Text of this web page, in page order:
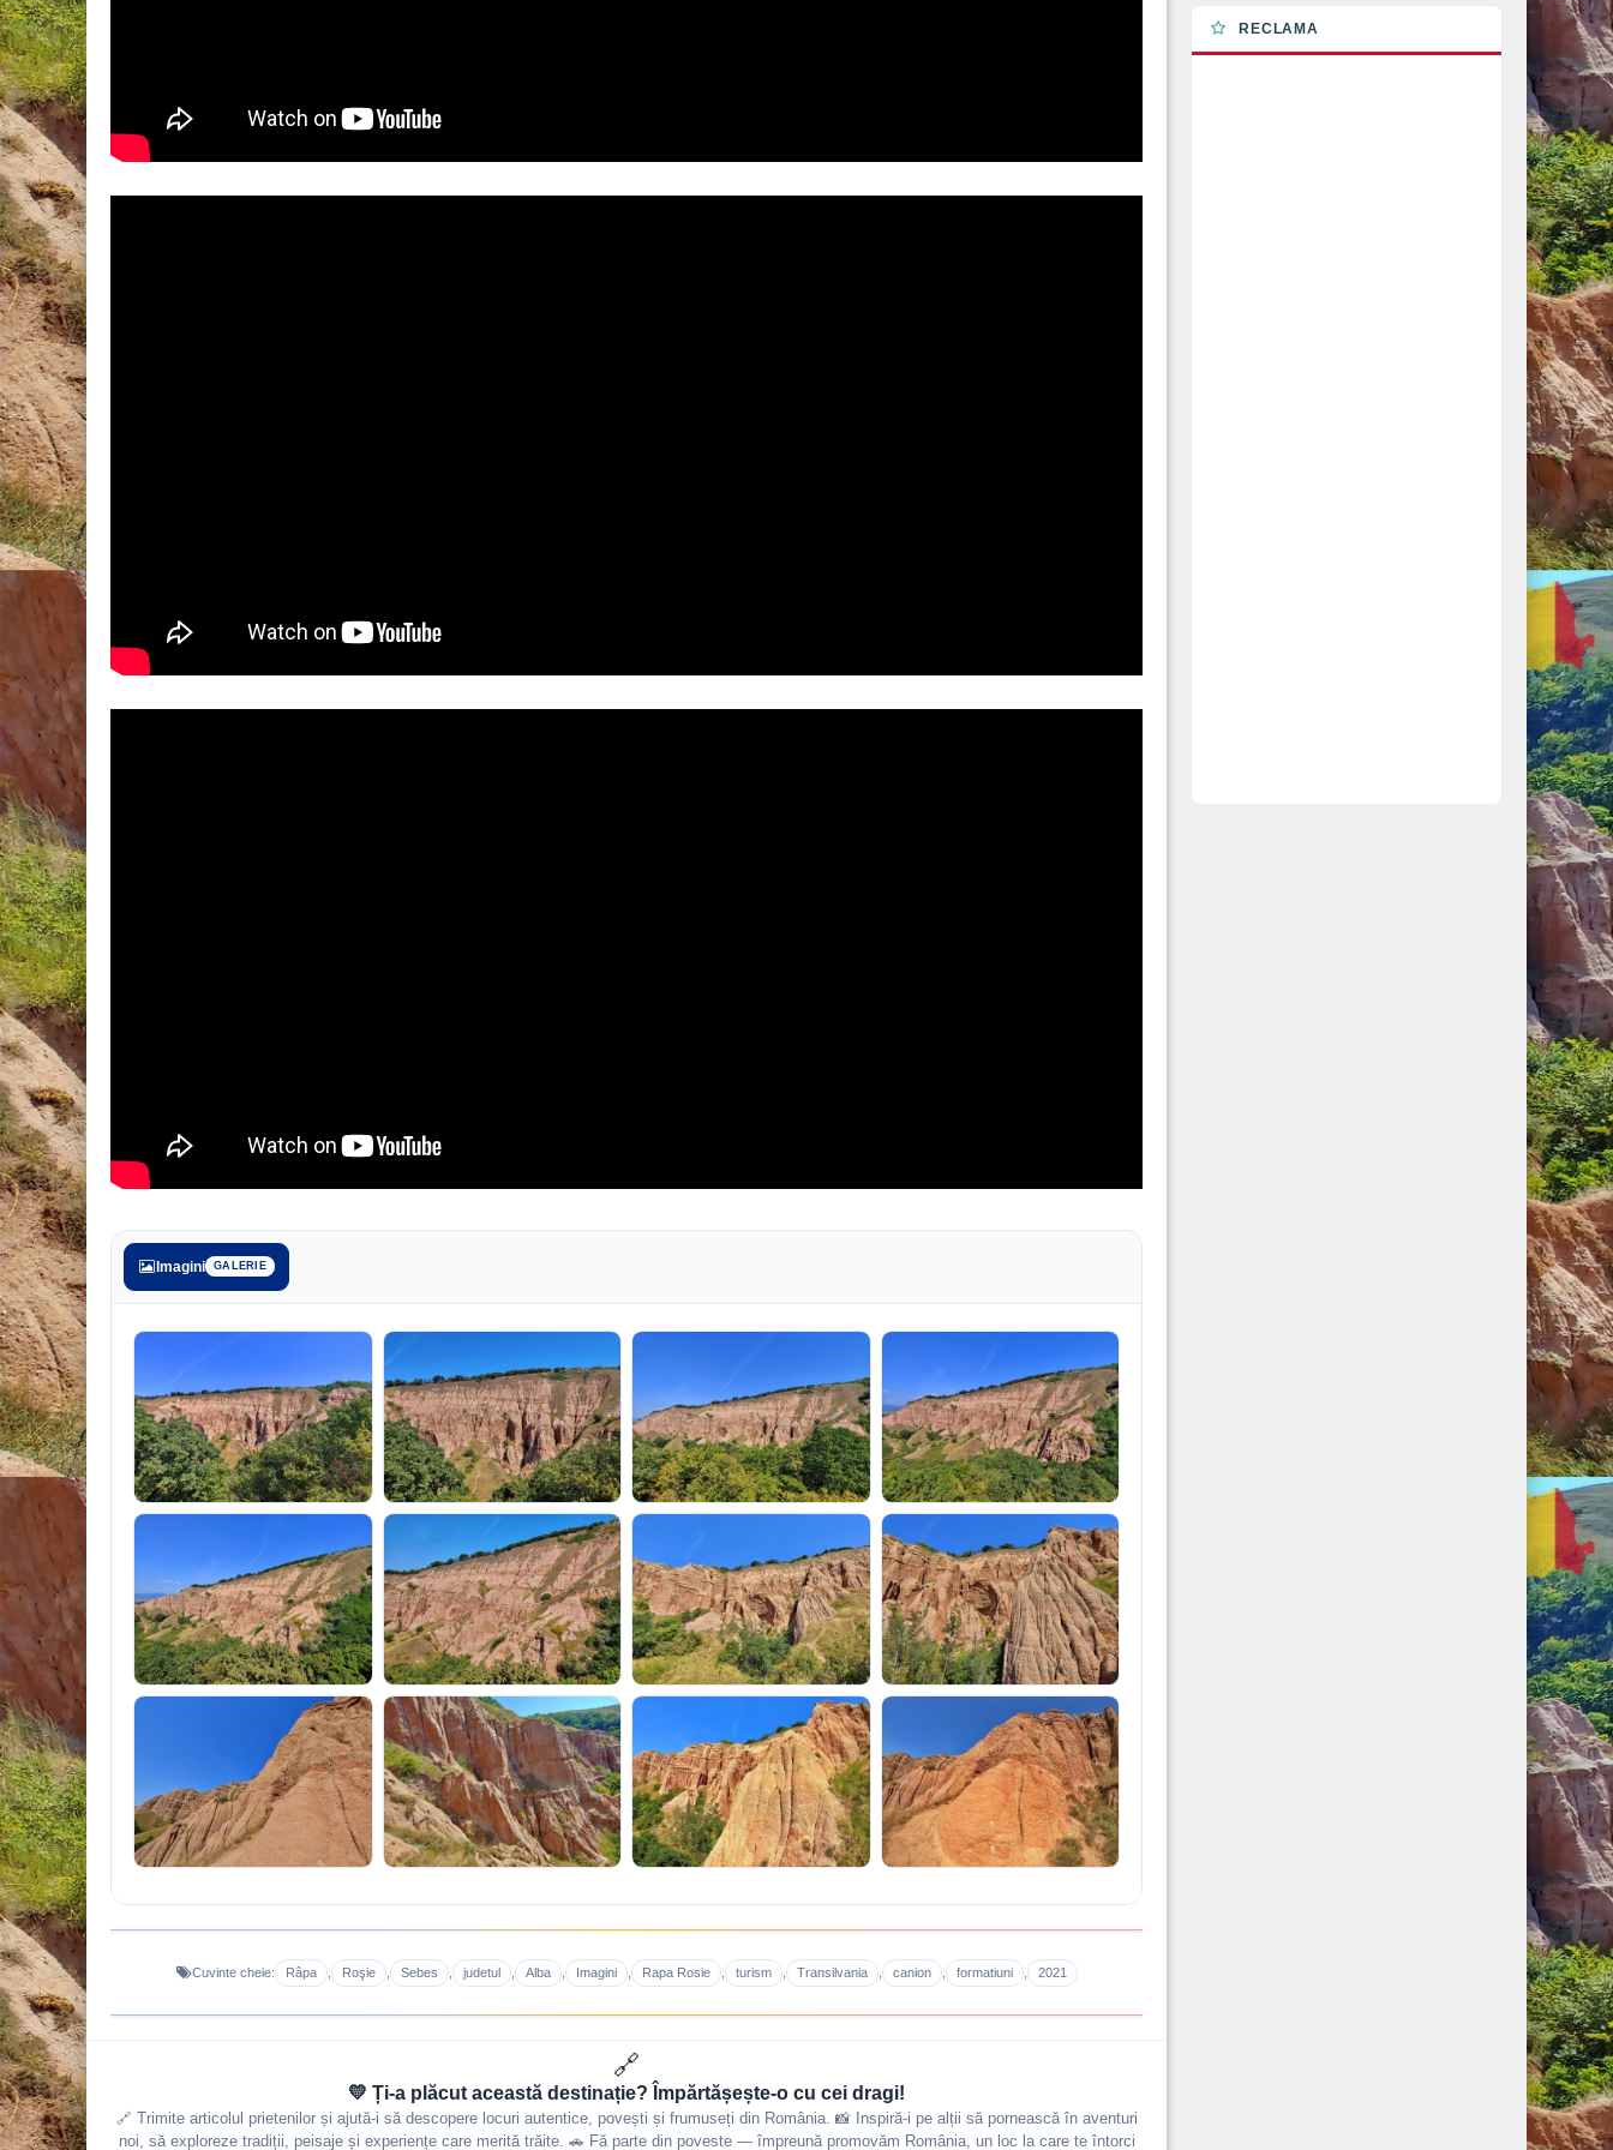
Imagini GALERIE
Cuvinte cheie: Râpa , Roşie , Sebes , judetul , Alba , Imagini , Rapa Rosie , turism , Transilvania , canion , formatiuni , 2021
🔗
💛 Ți-a plăcut această destinație? Împărtășește-o cu cei dragi!
🔗 Trimite articolul prietenilor și ajută-i să descopere locuri autentice, povești și frumuseți din România. 📸 Inspiră-i pe alții să pornească în aventuri
noi, să exploreze tradiții, peisaje și experiențe care merită trăite. 🚗 Fă parte din poveste — împreună promovăm România, un loc la care te întorci
RECLAMA